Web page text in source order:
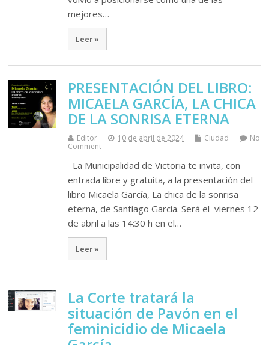
mejores…
Leer »
PRESENTACIÓN DEL LIBRO:
MICAELA GARCÍA, LA CHICA
DE LA SONRISA ETERNA
Editor 10 de abril de 2024 Ciudad
No
Comment
La Municipalidad de Victoria te invita, con
entrada libre y gratuita, a la presentación del
libro Micaela García, La chica de la sonrisa
eterna, de Santiago García. Será el viernes 12
de abril a las 14:30 h en el…
Leer »
La Corte tratará la
situación de Pavón en el
feminicidio de Micaela